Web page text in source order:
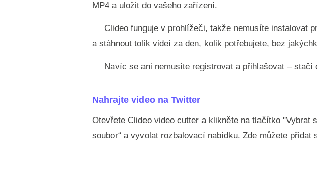
MP4 a uložit do vašeho zařízení.
Clideo funguje v prohlížeči, takže nemusíte instalovat
a stáhnout tolik videí za den, kolik potřebujete, bez
Navíc se ani nemusíte registrovat a přihlašovat –
Nahrajte video na Twitter
Otevřete Clideo video cutter a klikněte na tlačítko "Vybrat
soubor“ a vyvolat rozbalovací nabídku. Zde můžete